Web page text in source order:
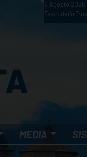
6 Agosto 2026
Festa della
MEDIA